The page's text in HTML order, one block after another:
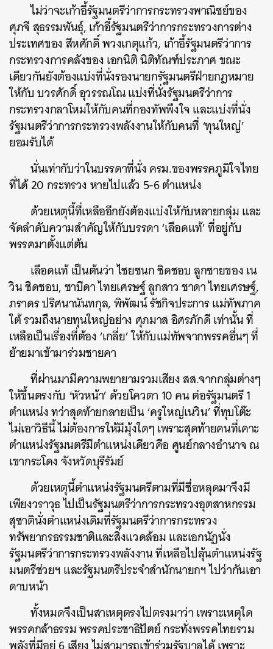
ไม่ว่าจะเก้าอี้รัฐมนตรีว่าการกระทรวงพาณิชย์ของ
ศุภจี สุธรรมพันธุ์, เก้าอี้รัฐมนตรีว่าการกระทรวงการต่าง
ประเทศของ สีหศักดิ์ พวงเกตุแก้ว, เก้าอี้รัฐมนตรีว่าการ
กระทรวงการคลังของ เอกนิติ นิติทัณฑ์ประภาศ ขณะ
เดียวกันยังต้องแบ่งที่นั่งรองนายกรัฐมนตรีฝ่ายกฎหมาย
ให้กับ บวรศักดิ์ อุวรรณโณ แบ่งที่นั่งรัฐมนตรีว่าการ
กระทรวงกลาโหมให้กับคนที่กองทัพพึงใจ และแบ่งที่นั่ง
รัฐมนตรีว่าการกระทรวงพลังงานให้กับคนที่ ‘ทุนใหญ่’
ยอมรับได้
นั่นเท่ากับว่าในบรรดาที่นั่ง ครม.ของพรรคภูมิใจไทย
ที่ได้ 20 กระทรวง หายไปแล้ว 5-6 ตำแหน่ง
ด้วยเหตุนี้ที่เหลืออีกยังต้องแบ่งให้กับหลายกลุ่ม และ
จัดลำดับความสำคัญให้กับบรรดา ‘เลือดแท้’ ที่อยู่กับ
พรรคมาตั้งแต่ต้น
เลือดแท้ เป็นต้นว่า ไชยชนก ชิดชอบ ลูกชายของ เน
วิน ชิดชอบ, ซาบีดา ไทยเศรษฐ์ ลูกสาว ชาดา ไทยเศรษฐ์,
ภราดร ปริศนานันทกุล, พิพัฒน์ รัชกิจประการ แม่ทัพภาค
ใต้ รวมถึงนายทุนใหญ่อย่าง ศุภมาส อิศรภักดี เท่านั้น ที่
เหลือเป็นเรื่องที่ต้อง ‘เกลี่ย’ ให้กับแม่ทัพจากพรรคอื่นๆ ที่
ย้ายมาเข้ามาร่วมชายคา
ที่ผ่านมามีความพยายามรวมเสียง สส.จากกลุ่มต่างๆ
ให้ขึ้นตรงกับ ‘หัวหน้า’ ด้วยโควตา 10 คน ต่อรัฐมนตรี 1
ตำแหน่ง ทว่าสุดท้ายกลายเป็น ‘ครูใหญ่เนวิน’ ที่ทุบโต๊ะ
ไม่เอาวิธีนี้ ไม่ต้องการให้มีมุ้งใดๆ เพราะสุดท้ายคนที่เคาะ
ตำแหน่งรัฐมนตรีมีตำแหน่งเดียวคือ ศูนย์กลางอำนาจ ณ
เขากระโดง จังหวัดบุรีรัมย์
ด้วยเหตุนี้ตำแหน่งรัฐมนตรีตามที่มีชื่อหลุดมาจึงมี
เพียงวราวุธ ไปเป็นรัฐมนตรีว่าการกระทรวงอุตสาหกรรม
สุชาตินั่งตำแหน่งเดิมที่รัฐมนตรีว่าการกระทรวง
ทรัพยากรธรรมชาติและสิ่งแวดล้อม และเอกนัฏนั่ง
รัฐมนตรีว่าการกระทรวงพลังงาน ที่เหลือไปลุ้นตำแหน่งรัฐ
มนตรีช่วยฯ และรัฐมนตรีประจำสำนักนายกฯ ไปว่ากันเอา
ดาบหน้า
ทั้งหมดจึงเป็นสาเหตุตรงไปตรงมาว่า เพราะเหตุใด
พรรคกล้าธรรม พรรคประชาธิปัตย์ กระทั่งพรรคไทยรวม